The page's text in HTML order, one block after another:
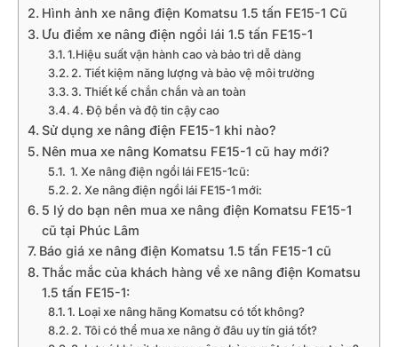
Hình ảnh xe nâng điện Komatsu 1.5 tấn FE15-1 Cũ
Ưu điểm xe nâng điện ngồi lái 1.5 tấn FE15-1
1.Hiệu suất vận hành cao và bảo trì dễ dàng
2. Tiết kiệm năng lượng và bảo vệ môi trường
3. Thiết kế chắn chắn và an toàn
4. Độ bền và độ tin cậy cao
Sử dụng xe nâng điện FE15-1 khi nào?
Nên mua xe nâng Komatsu FE15-1 cũ hay mới?
1. Xe nâng điện ngồi lái FE15-1cũ:
2. Xe nâng điện ngồi lái FE15-1 mới:
5 lý do bạn nên mua xe nâng điện Komatsu FE15-1
cũ tại Phúc Lâm
Báo giá xe nâng điện Komatsu 1.5 tấn FE15-1 cũ
Thắc mắc của khách hàng về xe nâng điện Komatsu
1.5 tấn FE15-1:
1. Loại xe nâng hãng Komatsu có tốt không?
2. Tôi có thể mua xe nâng ở đâu uy tín giá tốt?